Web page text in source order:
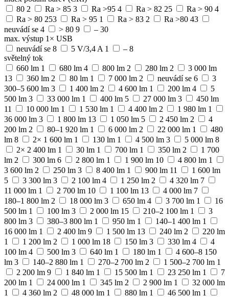
80 2 Ra > 85 3 Ra >95 4 Ra > 82 25 Ra > 90 4
Ra > 80 253 Ra > 95 1 Ra > 83 2 Ra >80 43
neuvádí se 4 > 80 9 – 30
max. výstup 1× USB
neuvádí se 8 5 V/3,4 A 1 – 8
světelný tok
660 lm 1 680 lm 4 800 lm 2 280 lm 2
3 000 lm
13
360 lm 2 80 lm 1 7 000 lm 2 neuvádí se 6
3
300–5 600 lm 3 1 400 lm 2 4 600 lm 1 200 lm 4
5
500 lm 3 33 000 lm 1 400 lm 5 27 000 lm 3
450 lm
11
10 000 lm 1 1 530 lm 1 4 400 lm 2 1 980 lm 1
36 000 lm 3 1 800 lm 13 1 050 lm 5 2 450 lm 2
4
200 lm 2 80–1 920 lm 1 6 000 lm 2 22 000 lm 1
480
lm 8 2× 1 600 lm 1 130 lm 1 4 500 lm 3 5 000 lm 8
2× 2 400 lm 1 30 lm 1 700 lm 1 350 lm 2
1 700
lm 2 300 lm 6 2 800 lm 1 1 900 lm 10 4 800 lm 1
3 600 lm 2 250 lm 3 8 400 lm 1 900 lm 11
1 600 lm
5
3 300 lm 3 2 100 lm 4 1 250 lm 2 4 320 lm 7
11 000 lm 1 2 700 lm 10 1 100 lm 13 4 000 lm 7
180–1 800 lm 2 18 000 lm 3 650 lm 4 3 700 lm 1
16
500 lm 1 100 lm 3 2 000 lm 15 210–2 100 lm 1
3
800 lm 3 380–3 800 lm 1 950 lm 1 140–1 400 lm 1
16 000 lm 1 2 400 lm 9 1 500 lm 13 240 lm 2
220 lm
1
1 200 lm 2 1 000 lm 18 150 lm 3 330 lm 4
4
100 lm 4 500 lm 3 640 lm 1 180 lm 1
4 600–8 150
lm 3 140–2 880 lm 1 270–2 700 lm 2 1 500–2 700 lm 1
2 200 lm 9 1 840 lm 1 15 500 lm 1 23 250 lm 1
7
200 lm 1 24 000 lm 1 345 lm 2 2 900 lm 1
32 000 lm
1
4 360 lm 2 48 000 lm 1 880 lm 1 46 500 lm 1